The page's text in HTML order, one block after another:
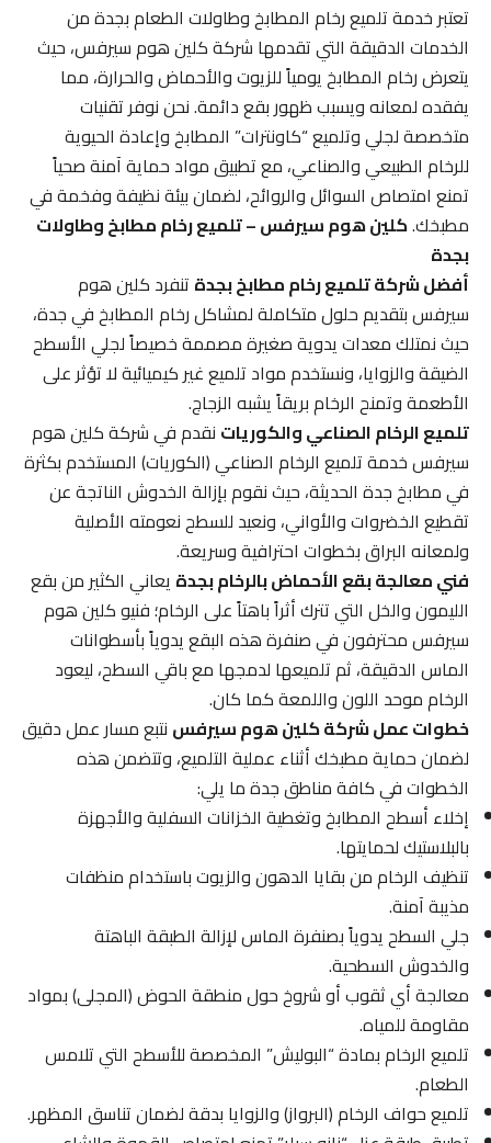
تعتبر خدمة تلميع رخام المطابخ وطاولات الطعام بجدة من
الخدمات الدقيقة التي تقدمها شركة كلين هوم سيرفس، حيث
يتعرض رخام المطابخ يومياً للزيوت والأحماض والحرارة، مما
يفقده لمعانه ويسبب ظهور بقع دائمة. نحن نوفر تقنيات
متخصصة لجلي وتلميع “كاونترات” المطابخ وإعادة الحيوية
للرخام الطبيعي والصناعي، مع تطبيق مواد حماية آمنة صحياً
تمنع امتصاص السوائل والروائح، لضمان بيئة نظيفة وفخمة في
مطبخك.كلين هوم سيرفس – تلميع رخام مطابخ وطاولات
بجدة
أفضل شركة تلميع رخام مطابخ بجدةتنفرد كلين هوم
سيرفس بتقديم حلول متكاملة لمشاكل رخام المطابخ في جدة،
حيث نمتلك معدات يدوية صغيرة مصممة خصيصاً لجلي الأسطح
الضيقة والزوايا، ونستخدم مواد تلميع غير كيميائية لا تؤثر على
الأطعمة وتمنح الرخام بريقاً يشبه الزجاج.
تلميع الرخام الصناعي والكورياتنقدم في شركة كلين هوم
سيرفس خدمة تلميع الرخام الصناعي (الكوريات) المستخدم بكثرة
في مطابخ جدة الحديثة، حيث نقوم بإزالة الخدوش الناتجة عن
تقطيع الخضروات والأواني، ونعيد للسطح نعومته الأصلية
ولمعانه البراق بخطوات احترافية وسريعة.
فني معالجة بقع الأحماض بالرخام بجدةيعاني الكثير من بقع
الليمون والخل التي تترك أثراً باهتاً على الرخام؛ فنيو كلين هوم
سيرفس محترفون في صنفرة هذه البقع يدوياً بأسطوانات
الماس الدقيقة، ثم تلميعها لدمجها مع باقي السطح، ليعود
الرخام موحد اللون واللمعة كما كان.
خطوات عمل شركة كلين هوم سيرفسنتبع مسار عمل دقيق
لضمان حماية مطبخك أثناء عملية التلميع، وتتضمن هذه
الخطوات في كافة مناطق جدة ما يلي:
إخلاء أسطح المطابخ وتغطية الخزانات السفلية والأجهزة
بالبلاستيك لحمايتها.
تنظيف الرخام من بقايا الدهون والزيوت باستخدام منظفات
مذيبة آمنة.
جلي السطح يدوياً بصنفرة الماس لإزالة الطبقة الباهتة
والخدوش السطحية.
معالجة أي ثقوب أو شروخ حول منطقة الحوض (المجلى) بمواد
مقاومة للمياه.
تلميع الرخام بمادة “البوليش” المخصصة للأسطح التي تلامس
الطعام.
تلميع حواف الرخام (البرواز) والزوايا بدقة لضمان تناسق المظهر.